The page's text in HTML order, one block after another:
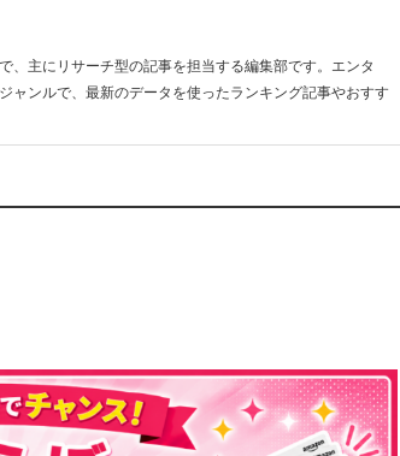
、主にリサーチ型の記事を担当する編集部です。エンタ
ャンルで、最新のデータを使ったランキング記事やおすす